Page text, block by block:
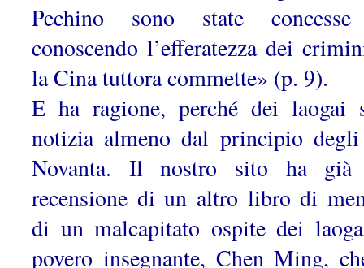
Pechino sono state
conoscendo l’efferatezza dei
la Cina tuttora commette» (p. 9).
E ha ragione, perché dei laogai
notizia almeno dal principio
Novanta. Il nostro sito ha già
recensione di un altro libro di
di un malcapitato ospite dei
povero insegnante, Chen Ming,